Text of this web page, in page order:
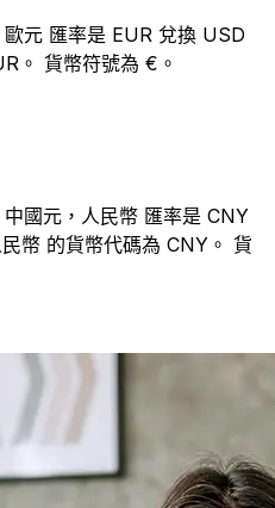
元 匯率是 EUR 兌換 USD
。 貨幣符號為 €。
國元，人民幣 匯率是 CNY
幣 的貨幣代碼為 CNY。 貨